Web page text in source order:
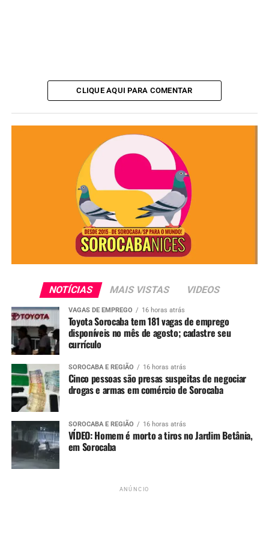
Além de gerar centenas de empregos diretos e indiretos,
a sede foi construída com foco emsustentabilidade
Assim, a Prysmian Group reafirma seu compromisso com
energética
, mantendo Sorocaba no centro das suas
operações latino-americanas.
Vagas disponíveis
CLIQUE AQUI E VEJA COMO
CONSULTAR VAGAS E
CADASTRAR SEU
CURRÍCULO.
CLIQUE AQUI PARA COMENTAR
NOTÍCIAS MAIS VISTAS VIDEOS
VAGAS DE EMPREGO 16 horas atrás
Toyota Sorocaba tem 181 vagas de emprego
disponíveis no mês de agosto; cadastre seu
currículo
SOROCABA E REGIÃO 16 horas atrás
Cinco pessoas são presas suspeitas de negociar
drogas e armas em comércio de Sorocaba
SOROCABA E REGIÃO 16 horas atrás
VÍDEO: Homem é morto a tiros no Jardim Betânia,
em Sorocaba
ANÚNCIO